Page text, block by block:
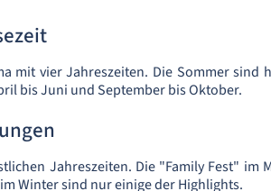
mit vier Jahreszeiten. Die Sommer sind
bis Juni und September bis Oktober.
Jahreszeiten. Die "Family Fest" im
Winter sind nur einige der Highlights.